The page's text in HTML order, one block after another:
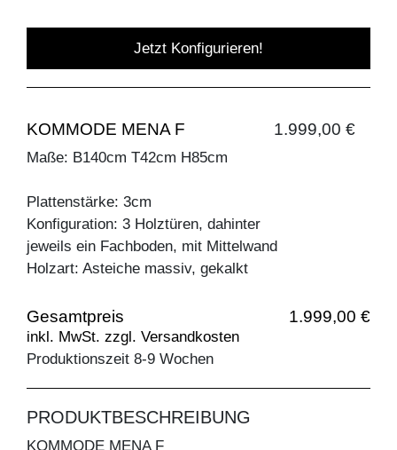
Jetzt Konfigurieren!
KOMMODE MENA F 1.999,00 €
Maße: B140cm T42cm H85cm
Plattenstärke: 3cm
Konfiguration: 3 Holztüren, dahinter
jeweils ein Fachboden, mit Mittelwand
Holzart: Asteiche massiv, gekalkt
Gesamtpreis 1.999,00 €
inkl. MwSt. zzgl. Versandkosten
Produktionszeit 8-9 Wochen
PRODUKTBESCHREIBUNG
KOMMODE MENA F